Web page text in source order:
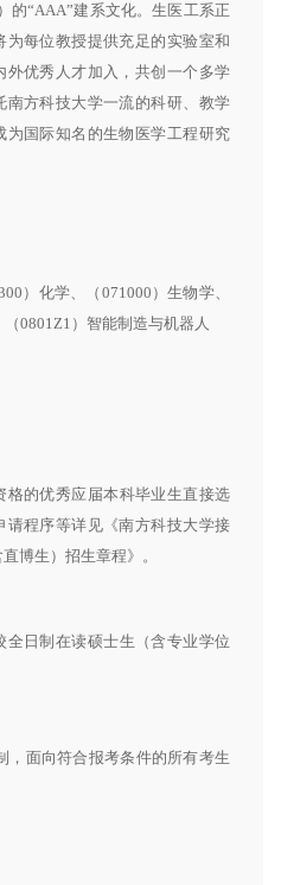
的“AAA”建系文化。生医工系正
每位教授提供充足的实验室和
外优秀人才加入，共创一个多学
方科技大学一流的科研、教学
国际知名的生物医学工程研究
）化学、（071000）生物学、
（0801Z1）智能制造与机器人
的优秀应届本科毕业生直接选
程序等详见《南方科技大学接
博生）招生章程》。
日制在读硕士生（含专业学位
面向符合报考条件的所有考生